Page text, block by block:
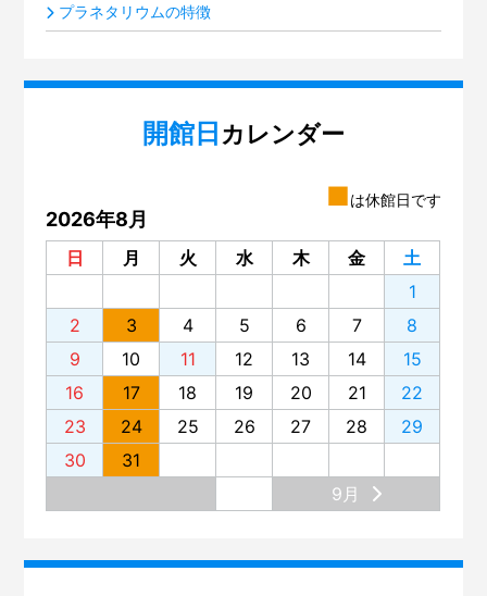
プラネタリウムの特徴
開館日 カレンダー
■は休館日です
2026年8月
日 月 火 水 木 金
土
1
2
3 4 5 6 7
8
9
10 11 12 13 14
15
16
17 18 19 20 21
22
23
24 25 26 27 28
29
30
31
9月